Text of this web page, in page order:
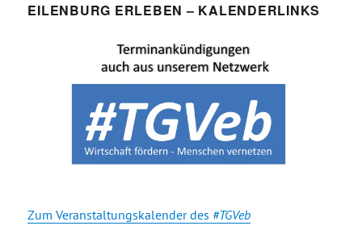
EILENBURG ERLEBEN – KALENDERLINKS
Zum Veranstaltungskalender des #TGVeb